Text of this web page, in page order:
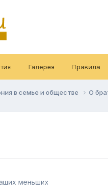
Галерея Правила
в семье и обществе О
меньших